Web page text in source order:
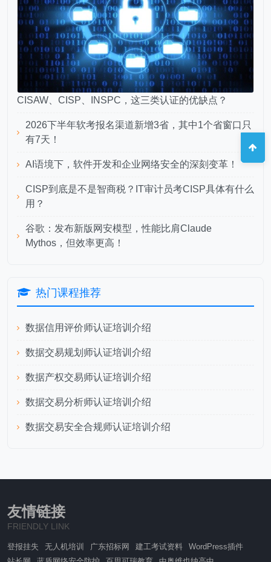
CISAW、CISP、INSPC，这三类认证的优缺点？
2026下半年软考报名渠道新增3省，其中1个省窗口只
有7天！
AI语境下，软件开发和企业网络安全的深刻变革！
CISP到底是不是智商税？IT审计员考CISP具体有什么
用？
谷歌：发布新版网安模型，性能比肩Claude
Mythos，但效率更高！
热门课程推荐
数据信用评价师认证培训介绍
数据交易规划师认证培训介绍
数据产权交易师认证培训介绍
数据交易分析师认证培训介绍
数据交易安全合规师认证培训介绍
友情链接
FRIENDLY LINK
登报挂失 无人机培训 广东招标网 建工考试资料
WordPress插件